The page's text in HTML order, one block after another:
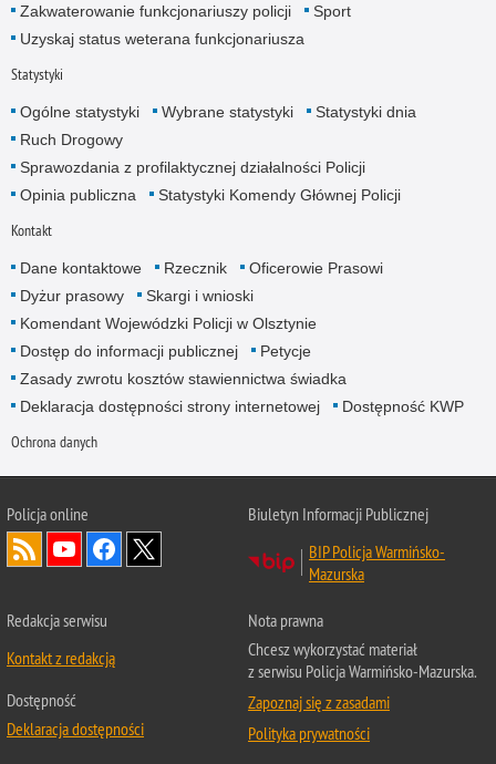
Zakwaterowanie funkcjonariuszy policji
Sport
Uzyskaj status weterana funkcjonariusza
Statystyki
Ogólne statystyki Wybrane statystyki
Statystyki dnia
Ruch Drogowy
Sprawozdania z profilaktycznej działalności Policji
Opinia publiczna
Statystyki Komendy Głównej Policji
Kontakt
Dane kontaktowe Rzecznik
Oficerowie Prasowi
Dyżur prasowy
Skargi i wnioski
Komendant Wojewódzki Policji w Olsztynie
Dostęp do informacji publicznej
Petycje
Zasady zwrotu kosztów stawiennictwa świadka
Deklaracja dostępności strony internetowej
Dostępność KWP
Ochrona danych
Policja online
Biuletyn Informacji Publicznej
BIP Policja Warmińsko-
Mazurska
Redakcja serwisu
Kontakt z redakcją
Dostępność
Deklaracja dostępności
Nota prawna
Chcesz wykorzystać materiał
z serwisu Policja Warmińsko-Mazurska.
Zapoznaj się z zasadami
Polityka prywatności